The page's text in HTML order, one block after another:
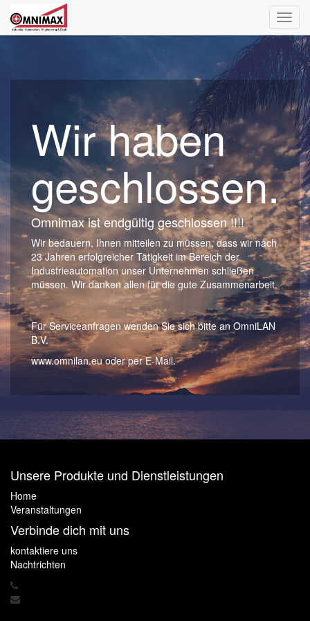
ein-/
Wir haben
geschlossen.
Omnimax ist endgültig geschlossen !!!!
Wir bedauern, Ihnen mitteilen zu müssen, dass wir nach
23 Jahren erfolgreicher Tätigkeit im Bereich der
Industrieautomation unser Unternehmen schließen
müssen. Wir danken allen für die gute Zusammenarbeit.
Für Serviceanfragen wenden Sie sich bitte an OmniLAN
B.V.
www.omnilan.eu oder per E-Mail.
Unsere Produkte und Dienstleistungen
Home
Veranstaltungen
Verbinde dich mit uns
kontaktiere uns
Nachtrichten